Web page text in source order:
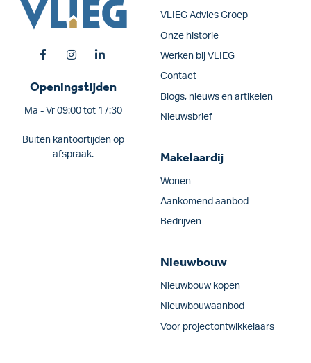
Openingstijden
Ma - Vr 09:00 tot 17:30
Buiten kantoortijden op
afspraak.
VLIEG Advies Groep
Onze historie
Werken bij VLIEG
Contact
Blogs, nieuws en artikelen
Nieuwsbrief
Makelaardij
Wonen
Aankomend aanbod
Bedrijven
Nieuwbouw
Nieuwbouw kopen
Nieuwbouwaanbod
Voor projectontwikkelaars